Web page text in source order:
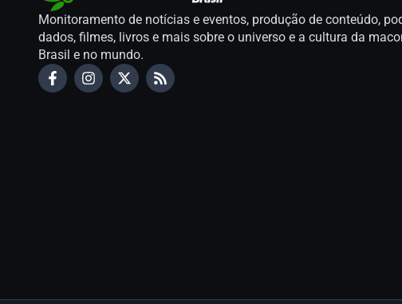
Monitoramento de notícias e eventos, produção de conteúdo,
dados, filmes, livros e mais sobre o universo e a cultura da
Brasil e no mundo.